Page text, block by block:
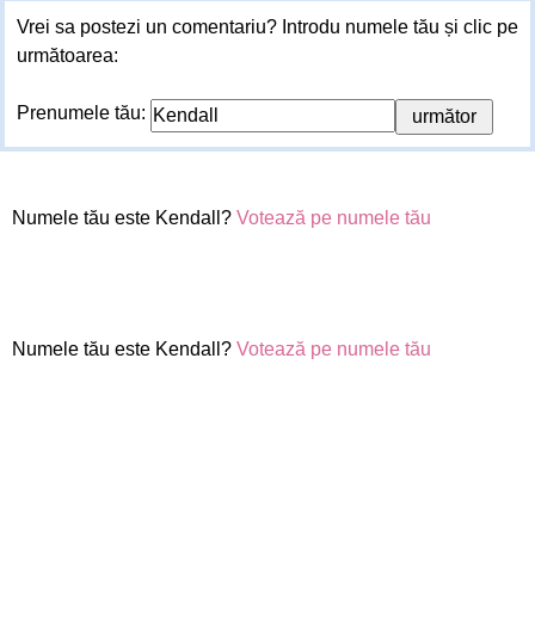
Vrei sa postezi un comentariu? Introdu numele tău și clic pe
următoarea:
Prenumele tău:
Numele tău este Kendall? Votează pe numele tău
Numele tău este Kendall? Votează pe numele tău